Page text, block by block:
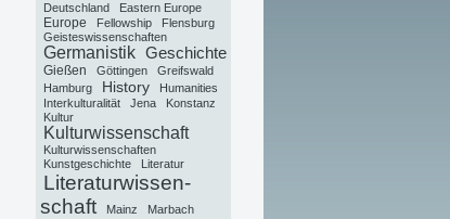
Deutschland
Eastern Europe
Europe Fellowship
Flensburg
Geisteswissenschaften
Germanistik Geschichte
Gießen Göttingen
Greifswald
Hamburg
History
Humanities
Interkulturalität
Jena
Konstanz
Kultur
Kulturwissenschaft
Kulturwissenschaften
Kunstgeschichte
Literatur
Literaturwissen-
schaft
Mainz
Marbach